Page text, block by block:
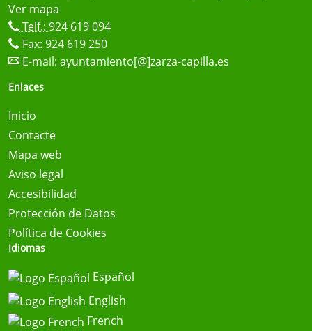
Ver mapa
Telf.: 924 619 094
Fax: 924 619 250
E-mail: ayuntamiento[@]zarza-capilla.es
Enlaces
Inicio
Contacte
Mapa web
Aviso legal
Accesibilidad
Protección de Datos
Política de Cookies
Idiomas
Español
English
French